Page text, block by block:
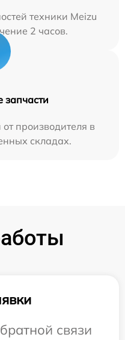
техники Meizu
2 часов.
запчасти
производителя в
складах.
связи